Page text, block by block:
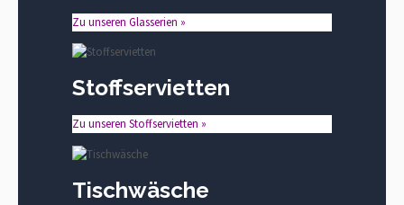
Zu unseren Glasserien »
Stoffservietten
Zu unseren Stoffservietten »
Tischwäsche